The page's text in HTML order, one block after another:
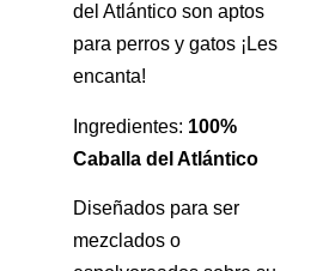
del Atlántico son aptos
para perros y gatos ¡Les
encanta!
Ingredientes: 100%
Caballa del Atlántico
Diseñados para ser
mezclados o